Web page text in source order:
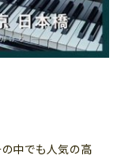
の中でも人気の高